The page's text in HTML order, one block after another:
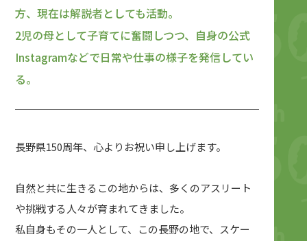
方、現在は解説者としても活動。
2児の母として子育てに奮闘しつつ、自身の公式
Instagramなどで日常や仕事の様子を発信してい
る。
長野県150周年、心よりお祝い申し上げます。
自然と共に生きるこの地からは、多くのアスリート
や挑戦する人々が育まれてきました。
私自身もその一人として、この長野の地で、スケー